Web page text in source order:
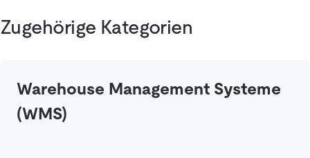
Zugehörige Kategorien
Warehouse Management Systeme
(WMS)